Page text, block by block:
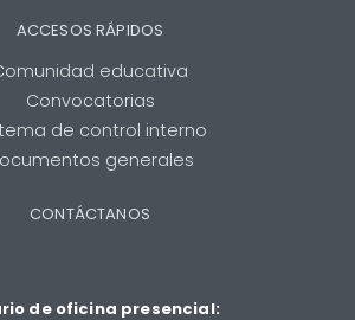
ACCESOS RÁPIDOS
educativa
Convocatorias
de control interno
generales
CONTÁCTANOS
de oficina presencial: